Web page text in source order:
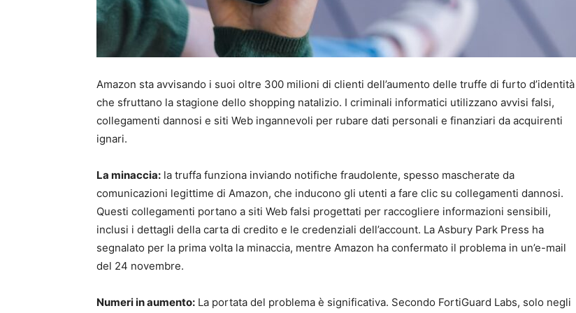
Amazon sta avvisando i suoi oltre 300 milioni di clienti dell’aumento delle truffe di furto d’identità
che sfruttano la stagione dello shopping natalizio. I criminali informatici utilizzano avvisi falsi,
collegamenti dannosi e siti Web ingannevoli per rubare dati personali e finanziari da acquirenti
ignari.
La minaccia: la truffa funziona inviando notifiche fraudolente, spesso mascherate da
comunicazioni legittime di Amazon, che inducono gli utenti a fare clic su collegamenti dannosi.
Questi collegamenti portano a siti Web falsi progettati per raccogliere informazioni sensibili,
inclusi i dettagli della carta di credito e le credenziali dell’account. La Asbury Park Press ha
segnalato per la prima volta la minaccia, mentre Amazon ha confermato il problema in un’e-mail
del 24 novembre.
Numeri in aumento: La portata del problema è significativa. Secondo FortiGuard Labs, solo negli